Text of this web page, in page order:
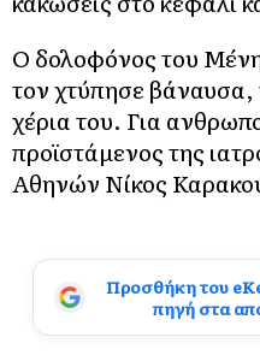
Ο δολοφόνος του
τον χτύπησε βάναυσα,
χέρια του. Για
προϊστάμενος της
Αθηνών Νίκος
Προσθήκη του
πηγή στα